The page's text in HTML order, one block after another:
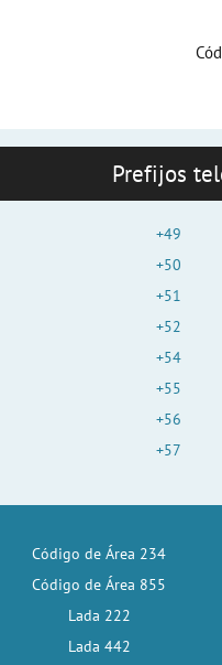
Prefijos
+49
+50
+51
+52
+54
+55
+56
+57
Código de Área 234
Código de Área 855
Lada 222
Lada 442